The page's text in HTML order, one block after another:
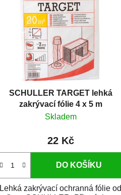
SCHULLER TARGET lehká
zakrývací fólie 4 x 5 m
Skladem
22 Kč
DO KOŠÍKU
Lehká zakrývací ochranná fólie od